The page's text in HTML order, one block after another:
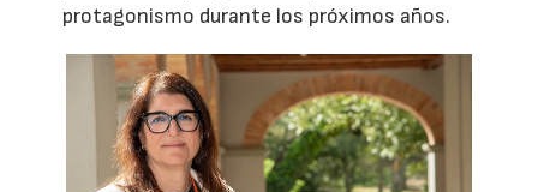
protagonismo durante los próximos años.